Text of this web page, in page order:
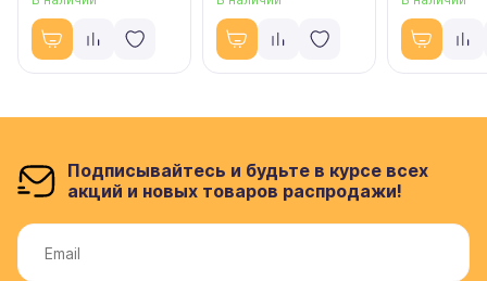
Подписывайтесь и будьте в курсе всех
акций и новых товаров распродажи!